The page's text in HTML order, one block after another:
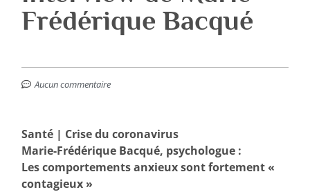
Frédérique Bacqué
Aucun commentaire
Santé | Crise du coronavirus
Marie-Frédérique Bacqué, psychologue :
Les comportements anxieux sont fortement «
contagieux »